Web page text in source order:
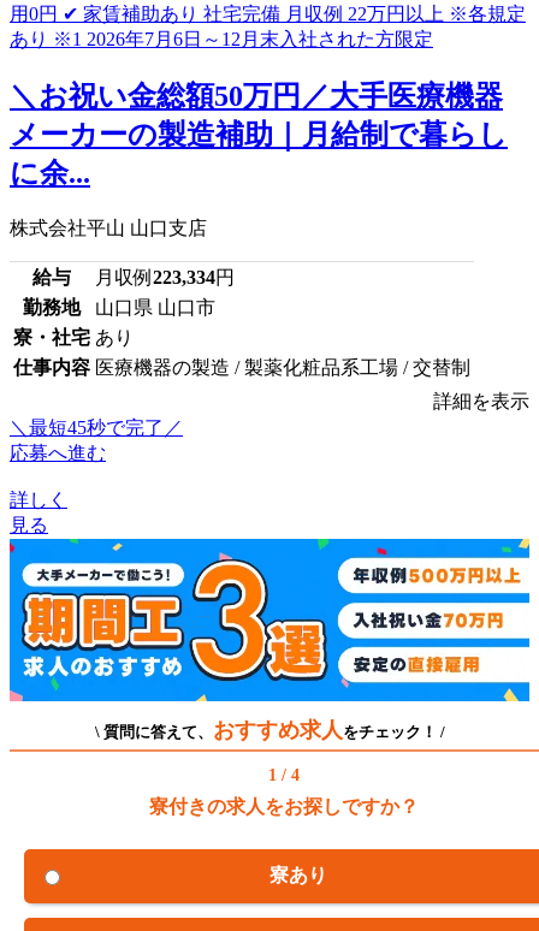
＼お祝い金総額50万円／大手医療機器
メーカーの製造補助｜月給制で暮らし
に余...
株式会社平山 山口支店
給与 月収例 223,334円
勤務地
山口県 山口市
寮・社宅 あり
仕事内容 医療機器の製造 / 製薬化粧品系工場 / 交替制
詳細を表示
＼最短45秒で完了／
応募へ進む
詳しく
見る
\ 質問に答えて、 おすすめ求人 をチェック！ /
1 / 4
寮付きの求人をお探しですか？
寮あり